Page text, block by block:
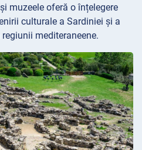
muzeele oferă o înțelegere
culturale a Sardiniei și a
mediteraneene.